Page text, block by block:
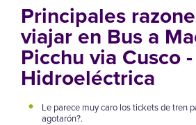
Principales
viajar en Bus a
Picchu via Cusco -
Hidroeléctrica
Le parece muy caro los tickets de tren
agotarón?.